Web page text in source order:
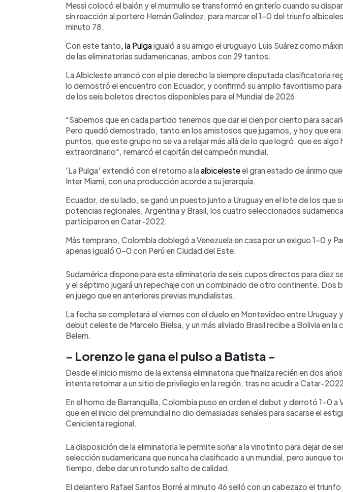
Messi colocó el balón y el murmullo se transformó en griterío cuando su
sin reacción al portero Hernán Galíndez, para marcar el 1-0 del triunfo
minuto 78.
Con este tanto, la Pulgaigualó a su amigo el uruguayo Luis Suárez como
de las eliminatorias sudamericanas, ambos con 29 tantos.
La Albicleste arrancó con el pie derecho la siempre disputada clasificatoria
lo demostró el encuentro con Ecuador, y confirmó su amplio favoritismo
de los seis boletos directos disponibles para el Mundial de 2026.
"Sabemos que en cada partido tenemos que dar el cien por ciento para
Pero quedó demostrado, tanto en los amistosos que jugamos, y hoy que era
puntos, que este grupo no se va a relajar más allá de lo que logró, que es
extraordinario", remarcó el capitán del campeón mundial.
'La Pulga' extendió con el retorno a laalbicelesteel gran estado de ánimo
Inter Miami, con una producción acorde a su jerarquía.
Ecuador, de su lado, se ganó un puesto junto a Uruguay en el lote de los que
potencias regionales, Argentina y Brasil, los cuatro seleccionados
participaron en Catar-2022.
Más temprano, Colombia doblegó a Venezuela en casa por un exiguo 1-0 y
apenas igualó 0-0 con Perú en Ciudad del Este.
Sudamérica dispone para esta eliminatoria de seis cupos directos para diez
y el séptimo jugará un repechaje con un combinado de otro continente. Dos
en juego que en anteriores previas mundialistas.
La fecha se completará el viernes con el duelo en Montevideo entre Uruguay
debut celeste de Marcelo Bielsa, y un más aliviado Brasil recibe a Bolivia en la
Belem.
- Lorenzo le gana el pulso a Batista -
Desde el inicio mismo de la extensa eliminatoria que finaliza recién en dos
intenta retornar a un sitio de privilegio en la región, tras no acudir a Catar-
En el horno de Barranquilla, Colombia puso en orden el debut y derrotó 1-0 a
que en el inicio del premundial no dio demasiadas señales para sacarse el
Cenicienta regional.
La disposición de la eliminatoria le permite soñar a la vinotinto para dejar de
selección sudamericana que nunca ha clasificado a un mundial, pero aunque
tiempo, debe dar un rotundo salto de calidad.
El delantero Rafael Santos Borré al minuto 46 selló con un cabezazo el triunfo